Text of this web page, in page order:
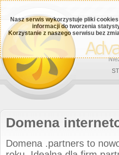
Nasz serwis wykorzystuje pliki
informacji do tworzenia
Korzystanie z naszego serwisu bez
Domena
Domena .partners to